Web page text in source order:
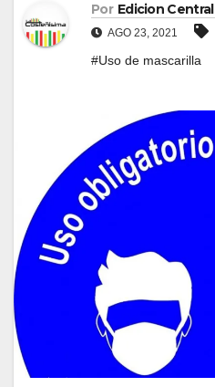
Por Edicion Central
AGO 23, 2021
#Uso de mascarilla